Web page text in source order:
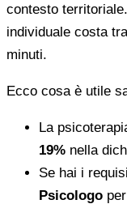
contesto
individuale costa
minuti.
Ecco cosa è utile
La
19% nella
Se hai i
Psicologo